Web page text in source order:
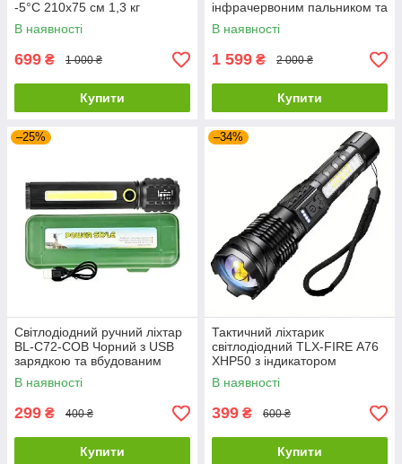
-5°C 210х75 см 1,3 кг
В наявності
699 ₴ 1 000 ₴
Купити
інфрачервоним пальником та
п'єзопідпалом з
перехідником
В наявності
1 599 ₴ 2 000 ₴
Купити
–25%
Світлодіодний ручний ліхтар
BL-C72-COB Чорний з USB
зарядкою та вбудованим
акумулятором
В наявності
299 ₴ 400 ₴
Купити
–34%
Тактичний ліхтарик
світлодіодний TLX-FIRE А76
XHP50 з індикатором
живлення
В наявності
399 ₴ 600 ₴
Купити